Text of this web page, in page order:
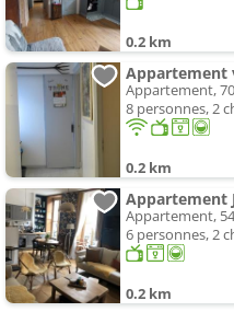
0.2 km
Appartement
Appartement,
8 personnes, 2
0.2 km
Appartement
Appartement,
6 personnes, 2
0.2 km